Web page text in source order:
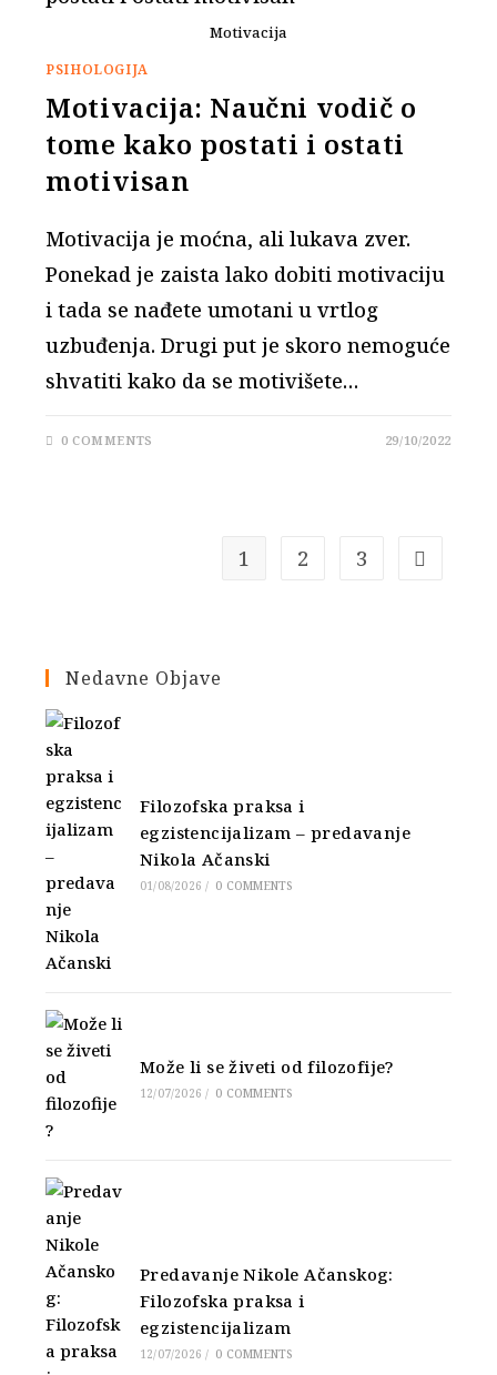
Motivacija
PSIHOLOGIJA
Motivacija: Naučni vodič o
tome kako postati i ostati
motivisan
Motivacija je moćna, ali lukava zver.
Ponekad je zaista lako dobiti motivaciju
i tada se nađete umotani u vrtlog
uzbuđenja. Drugi put je skoro nemoguće
shvatiti kako da se motivišete…
0 COMMENTS 29/10/2022
1 2 3 Go to the
Nedavne Objave
Filozofska praksa i
egzistencijalizam – predavanje
Nikola Ačanski
01/08/2026 / 0 COMMENTS
Može li se živeti od filozofije?
12/07/2026 / 0 COMMENTS
Predavanje Nikole Ačanskog:
Filozofska praksa i
egzistencijalizam
12/07/2026 / 0 COMMENTS